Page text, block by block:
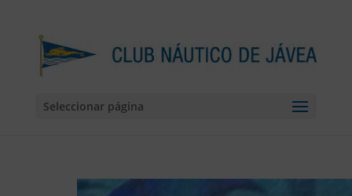
Seleccionar página